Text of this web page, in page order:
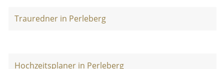
Trauredner in Perleberg
Hochzeitsplaner in Perleberg